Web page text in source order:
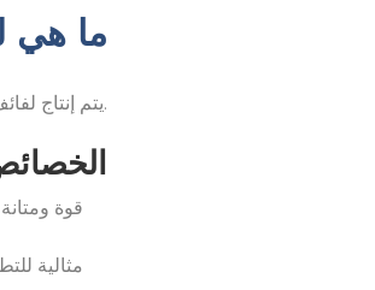
ما هي
يتم إنتاج لفائف الصلب المدرفلة على الساخن من خلال درفلة الصلب في درجات حرارة مرتفعة جدًا، مما يجعل تشكيله أكثر سهولة.
قوة
مثالية